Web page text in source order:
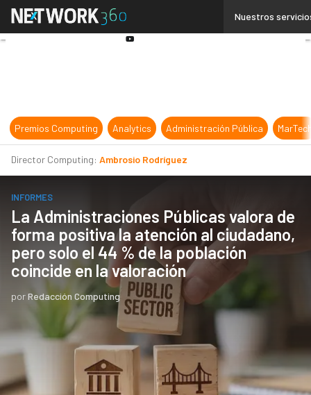
Nuestros
Premios Computing Analytics Administración Pública
Director Computing: Ambrosio Rodríguez
INFORMES
La Administraciones Públicas valora de
forma positiva la atención al ciudadano,
pero solo el 44 % de la población
coincide en la valoración
porRedacción Computing